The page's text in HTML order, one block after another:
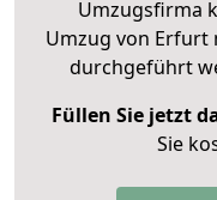
Umzugsfirma
Umzug von Erfurt
durchgeführt
Füllen Sie jetzt
Sie